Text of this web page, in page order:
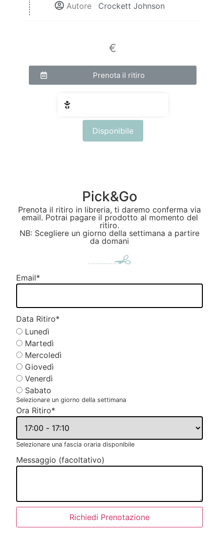
Autore Crockett Johnson
€
Prenota il ritiro
Disponibile
Pick&Go
Prenota il ritiro in libreria, ti daremo conferma via
email. Potrai pagare il prodotto al momento del
ritiro.
NB: Scegliere un giorno della settimana a partire
da domani
Email*
Data Ritiro*
Lunedì
Martedì
Mercoledì
Giovedì
Venerdì
Sabato
Selezionare un giorno della settimana
Ora Ritiro*
Selezionare una fascia oraria disponibile
Messaggio (facoltativo)
Richiedi Prenotazione